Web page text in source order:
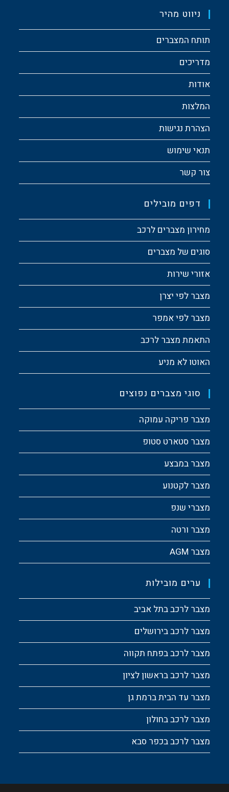
ניווט מהיר
תותח המצברים
מדריכים
אודות
המלצות
הצהרת נגישות
תנאי שימוש
צור קשר
דפים מובילים
מחירון מצברים לרכב
סוגים של מצברים
אזורי שירות
מצבר לפי יצרן
מצבר לפי אמפר
התאמת מצבר לרכב
האוטו לא מניע
סוגי מצברים נפוצים
מצבר פריקה עמוקה
מצבר סטארט סטופ
מצבר במבצע
מצבר לקטנוע
מצברי שנפ
מצבר ורטה
מצבר AGM
ערים מובילות
מצבר לרכב בתל אביב
מצבר לרכב בירושלים
מצבר לרכב בפתח תקווה
מצבר לרכב בראשון לציון
מצבר עד הבית ברמת גן
מצבר לרכב בחולון
מצבר לרכב בכפר סבא